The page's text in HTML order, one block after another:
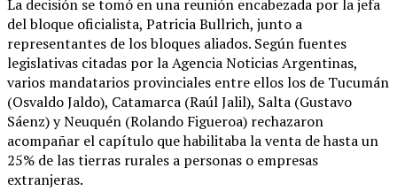
La decisión se tomó en una reunión encabezada por la jefa
del bloque oficialista, Patricia Bullrich, junto a
representantes de los bloques aliados. Según fuentes
legislativas citadas por la Agencia Noticias Argentinas,
varios mandatarios provinciales entre ellos los de Tucumán
(Osvaldo Jaldo), Catamarca (Raúl Jalil), Salta (Gustavo
Sáenz) y Neuquén (Rolando Figueroa) rechazaron
acompañar el capítulo que habilitaba la venta de hasta un
25% de las tierras rurales a personas o empresas
extranjeras.